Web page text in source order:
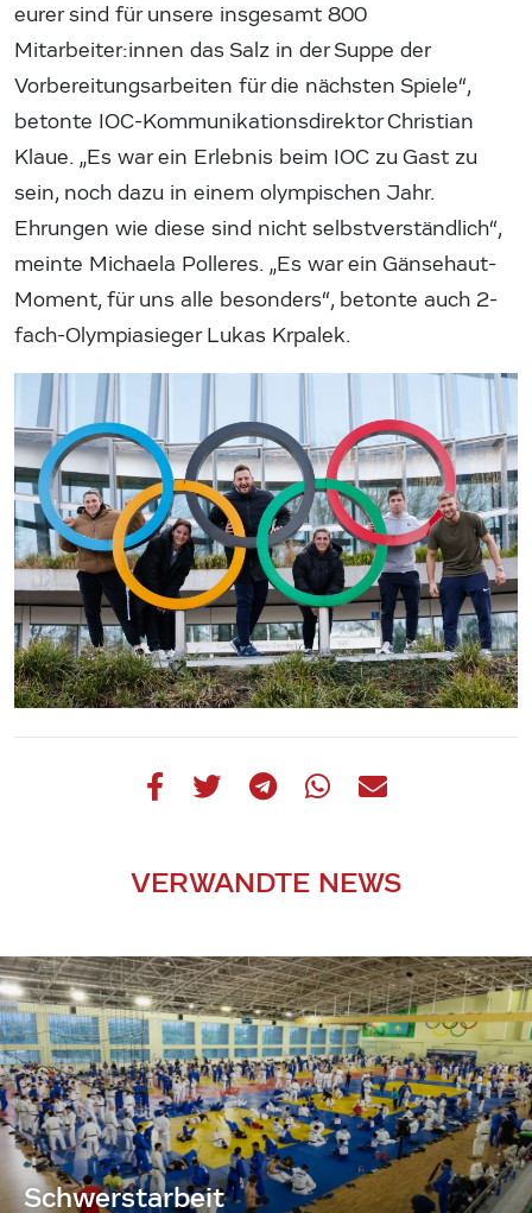
eurer sind für unsere insgesamt 800
Mitarbeiter:innen das Salz in der Suppe der
Vorbereitungsarbeiten für die nächsten Spiele“,
betonte IOC-Kommunikationsdirektor Christian
Klaue. „Es war ein Erlebnis beim IOC zu Gast zu
sein, noch dazu in einem olympischen Jahr.
Ehrungen wie diese sind nicht selbstverständlich“,
meinte Michaela Polleres. „Es war ein Gänsehaut-
Moment, für uns alle besonders“, betonte auch 2-
fach-Olympiasieger Lukas Krpalek.
VERWANDTE NEWS
Schwerstarbeit